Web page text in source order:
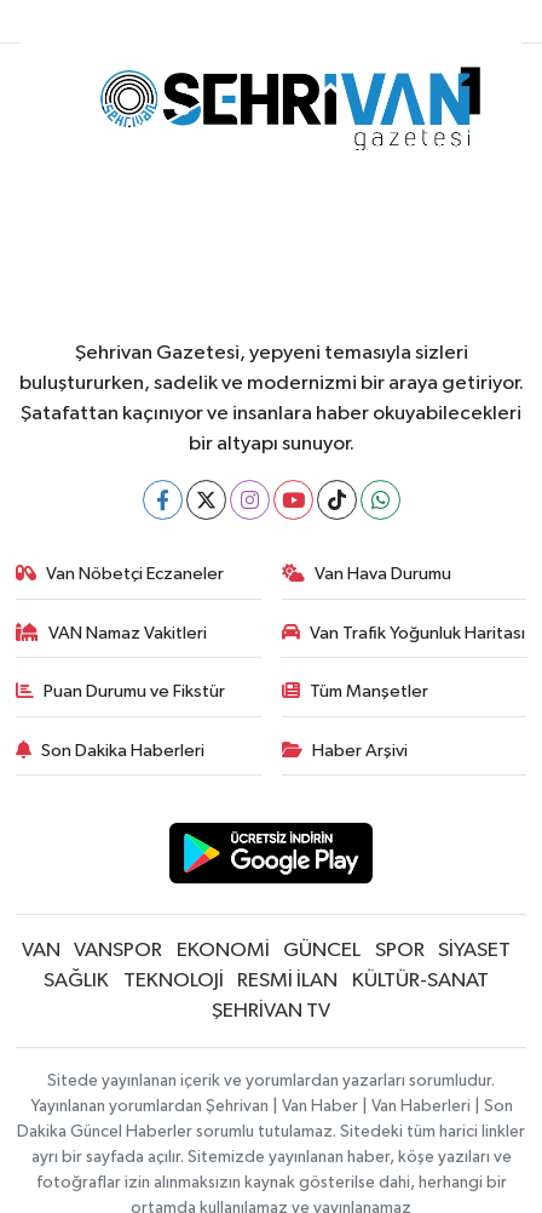
Şehrivan Gazetesi, yepyeni temasıyla sizleri
buluştururken, sadelik ve modernizmi bir araya getiriyor.
Şatafattan kaçınıyor ve insanlara haber okuyabilecekleri
bir altyapı sunuyor.
Van Nöbetçi Eczaneler Van Hava Durumu
VAN Namaz Vakitleri Van Trafik Yoğunluk Haritası
Puan Durumu ve Fikstür Tüm Manşetler
Son Dakika Haberleri Haber Arşivi
VAN VANSPOR EKONOMİ GÜNCEL SPOR
SİYASET
SAĞLIK
TEKNOLOJİ RESMİ İLAN
KÜLTÜR-SANAT
ŞEHRİVAN TV
Sitede yayınlanan içerik ve yorumlardan yazarları sorumludur.
Yayınlanan yorumlardan Şehrivan | Van Haber | Van Haberleri | Son
Dakika Güncel Haberler sorumlu tutulamaz. Sitedeki tüm harici linkler
ayrı bir sayfada açılır. Sitemizde yayınlanan haber, köşe yazıları ve
fotoğraflar izin alınmaksızın kaynak gösterilse dahi, herhangi bir
ortamda kullanılamaz ve yayınlanamaz